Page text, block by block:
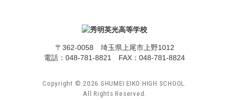
〒362-0058 埼玉県上尾市上野1012
電話： 048-781-8821 FAX：048-781-8824
Copyright © 2026 SHUMEI EIKO HIGH SCHOOL.
All Rights Reserved.